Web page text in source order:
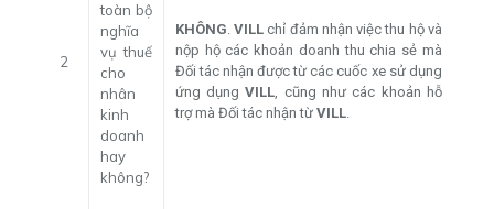
2
toàn bộ
nghĩa
vụ thuế
cho
nhân
kinh
doanh
hay
không?
KHÔNG.VILL chỉ đảm nhận việc thu hộ và
nộp hộ các khoản doanh thu chia sẻ mà
Đối tác nhận được từ các cuốc xe sử dụng
ứng dụngVILL, cũng như các khoản hỗ
trợ mà Đối tác nhận từ VILL.